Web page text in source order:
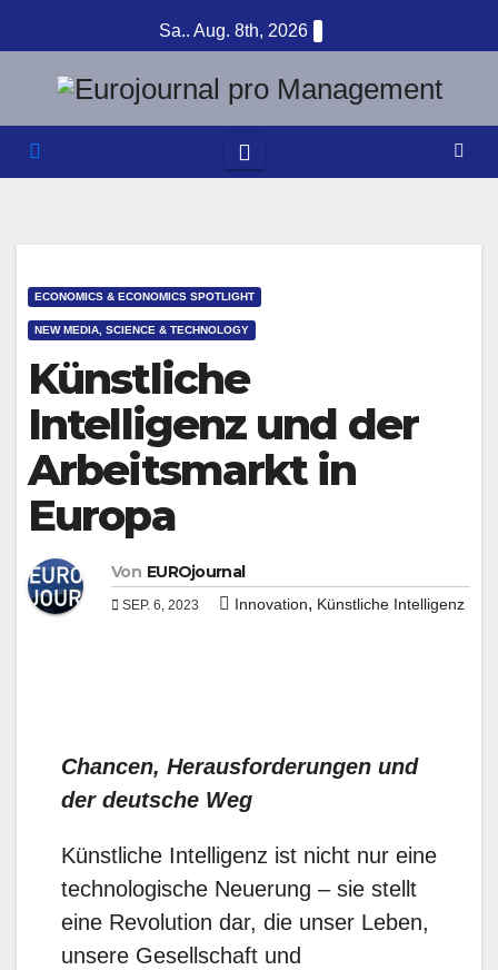
Inhalt
springen
Sa.. Aug. 8th, 2026
ECONOMICS & ECONOMICS SPOTLIGHT
NEW MEDIA, SCIENCE & TECHNOLOGY
Künstliche
Intelligenz und der
Arbeitsmarkt in
Europa
Von EUROjournal
SEP. 6, 2023 Innovation, Künstliche Intelligenz
Chancen, Herausforderungen und
der deutsche Weg
Künstliche Intelligenz ist nicht nur eine
technologische Neuerung – sie stellt
eine Revolution dar, die unser Leben,
unsere Gesellschaft und